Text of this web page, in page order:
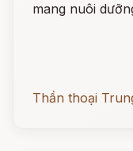
mang nuôi
Thần thoại